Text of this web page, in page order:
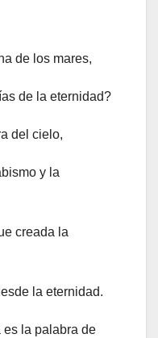
de los mares,
de la eternidad?
del cielo,
y la
creada la
la eternidad.
es la palabra de